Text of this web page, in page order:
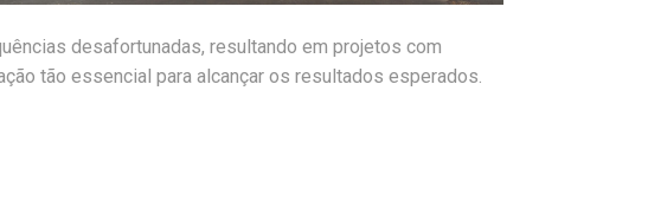
desafortunadas, resultando em projetos com
tão essencial para alcançar os resultados esperados.